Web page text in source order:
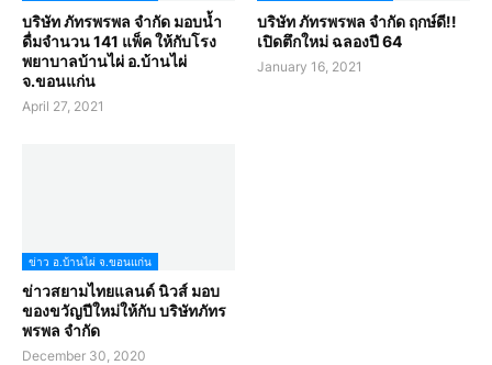
บริษัท ภัทรพรพล จำกัด มอบน้ำ
ดื่มจำนวน 141 แพ็ค ให้กับโรง
พยาบาลบ้านไผ่ อ.บ้านไผ่
จ.ขอนแก่น
April 27, 2021
บริษัท ภัทรพรพล จำกัด ฤกษ์ดี!!
เปิดตึกใหม่ ฉลองปี 64
January 16, 2021
ข่าว อ.บ้านไผ่ จ.ขอนแก่น
ข่าวสยามไทยแลนด์ นิวส์ มอบ
ของขวัญปีใหม่ให้กับ บริษัทภัทร
พรพล จำกัด
December 30, 2020